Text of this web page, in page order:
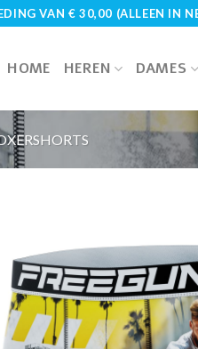
VAN € 30,00 (ALLEEN IN
HOME HEREN DAMES